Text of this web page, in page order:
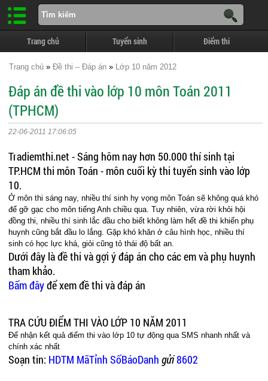
Trang chủ Tuyển sinh Điểm thi
Trang chủ » Đề thi – Đáp án » Lớp 10 năm 2012
Đáp án đề thi vào lớp 10 môn Toán 2011
(TPHCM)
22-06-2011 17:06:05
Tradiemthi.net - Sáng hôm nay hơn 50.000 thí sinh tại
TP.HCM thi môn Toán - môn cuối kỳ thi tuyển sinh vào lớp
10.
Ở môn thi sáng nay, nhiều thí sinh hy vọng môn Toán sẽ không quá khó
để gỡ gạc cho môn tiếng Anh chiều qua. Tuy nhiên, vừa rời khỏi hội
đồng thi, nhiều thí sinh lắc đầu cho biết không làm hết đề thi khiến phụ
huynh cũng bắt đầu lo lắng. Gặp khó khăn ở câu hình học, nhiều thí
sinh có học lực khá, giỏi cũng tỏ thái độ bất an.
Dưới đây là đề thi và gợi ý đáp án cho các em và phụ huynh
tham khảo.
Bấm đâyđể xem đề thi và đáp án
TRA CỨU ĐIỂM THI VÀO LỚP 10 NĂM 2011
Để nhận kết quả điểm thi vào lớp 10 tự động qua SMS nhanh nhất và
chính xác nhất
Soạn tin: HDTM MãTỉnh SốBáoDanh gửi8602